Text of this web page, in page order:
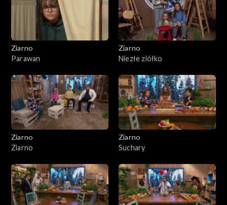
Ziarno
Parawan
Ziarno
Niezłe ziółko
Ziarno
Ziarno
Ziarno
Suchary